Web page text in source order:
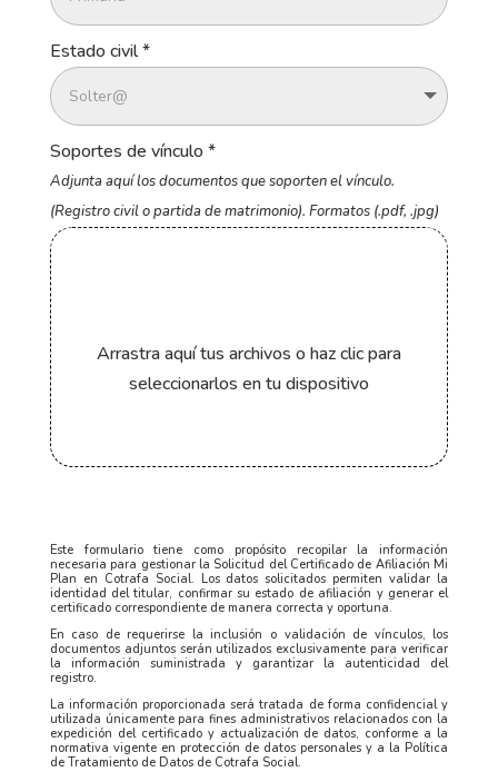
Estado civil*
Soportes de vínculo *
Adjunta aquí los documentos que soporten el vínculo.
(Registro civil o partida de matrimonio). Formatos (.pdf, .jpg)
Arrastra aquí tus archivos o haz clic para
seleccionarlos en tu dispositivo
Este formulario tiene como propósito recopilar la información
necesaria para gestionar la Solicitud del Certificado de Afiliación Mi
Plan en Cotrafa Social. Los datos solicitados permiten validar la
identidad del titular, confirmar su estado de afiliación y generar el
certificado correspondiente de manera correcta y oportuna.
En caso de requerirse la inclusión o validación de vínculos, los
documentos adjuntos serán utilizados exclusivamente para verificar
la información suministrada y garantizar la autenticidad del
registro.
La información proporcionada será tratada de forma confidencial y
utilizada únicamente para fines administrativos relacionados con la
expedición del certificado y actualización de datos, conforme a la
normativa vigente en protección de datos personales y a la Política
de Tratamiento de Datos de Cotrafa Social.